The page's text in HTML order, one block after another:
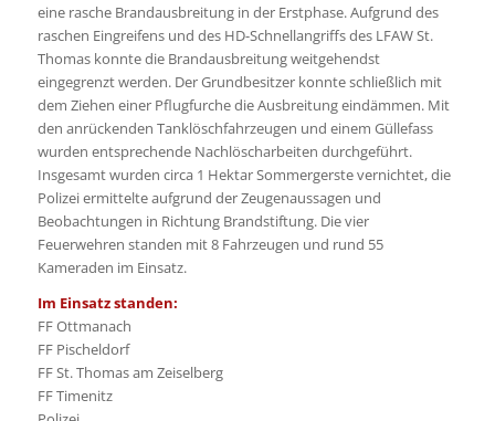
eine rasche Brandausbreitung in der Erstphase. Aufgrund des
raschen Eingreifens und des HD-Schnellangriffs des LFAW St.
Thomas konnte die Brandausbreitung weitgehendst
eingegrenzt werden. Der Grundbesitzer konnte schließlich mit
dem Ziehen einer Pflugfurche die Ausbreitung eindämmen. Mit
den anrückenden Tanklöschfahrzeugen und einem Güllefass
wurden entsprechende Nachlöscharbeiten durchgeführt.
Insgesamt wurden circa 1 Hektar Sommergerste vernichtet, die
Polizei ermittelte aufgrund der Zeugenaussagen und
Beobachtungen in Richtung Brandstiftung. Die vier
Feuerwehren standen mit 8 Fahrzeugen und rund 55
Kameraden im Einsatz.
Im Einsatz standen:
FF Ottmanach
FF Pischeldorf
FF St. Thomas am Zeiselberg
FF Timenitz